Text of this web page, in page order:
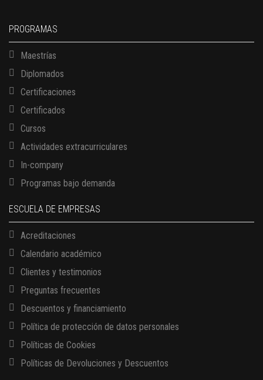
PROGRAMAS
Maestrías
Diplomados
Certificaciones
Certificados
Cursos
Actividades extracurriculares
In-company
Programas bajo demanda
ESCUELA DE EMPRESAS
Acreditaciones
Calendario académico
Clientes y testimonios
Preguntas frecuentes
Descuentos y financiamiento
Política de protección de datos personales
Políticas de Cookies
Políticas de Devoluciones y Descuentos
13 AGOSTO, 2026
Finanzas para no financieros
17 AGOSTO, 2026
Gerencia de empresas familiares